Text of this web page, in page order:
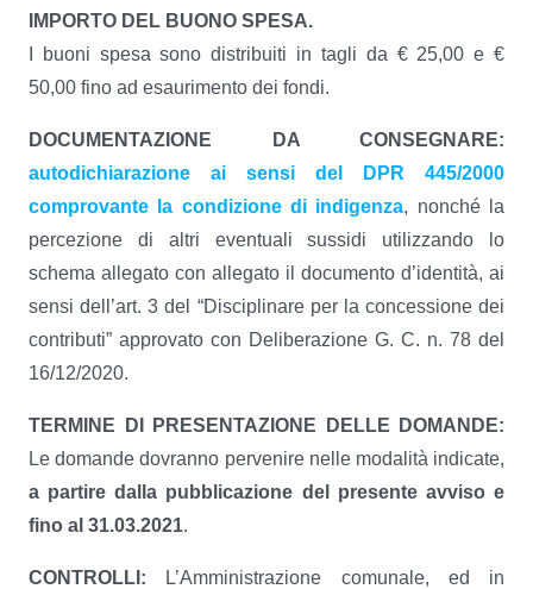
IMPORTO DEL BUONO SPESA.
I buoni spesa sono distribuiti in tagli da € 25,00 e €
50,00 fino ad esaurimento dei fondi.
DOCUMENTAZIONE DA CONSEGNARE:
autodichiarazione ai sensi del DPR 445/2000
comprovante la condizione di indigenza, nonché la
percezione di altri eventuali sussidi utilizzando lo
schema allegato con allegato il documento d’identità, ai
sensi dell’art. 3 del “Disciplinare per la concessione dei
contributi” approvato con Deliberazione G. C. n. 78 del
16/12/2020.
TERMINE DI PRESENTAZIONE DELLE DOMANDE:
Le domande dovranno pervenire nelle modalità indicate,
a partire dalla pubblicazione del presente avviso e
fino al 31.03.2021.
CONTROLLI: L’Amministrazione comunale, ed in